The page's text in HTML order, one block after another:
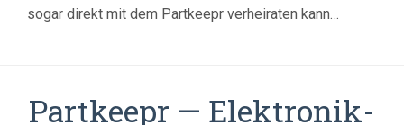
sogar direkt mit dem Partkeepr verheiraten kann…
Partkeepr — Elektronik-